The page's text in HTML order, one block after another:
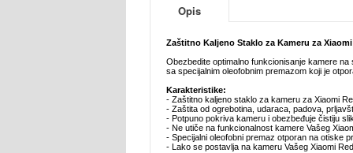
Opis
Zaštitno Kaljeno Staklo za Kameru za
Obezbedite optimalno funkcionisanje kamere
sa specijalnim oleofobnim premazom koji je
Karakteristike:
- Zaštitno kaljeno staklo za kameru za Xiaomi
- Zaštita od ogrebotina, udaraca, padova,
- Potpuno pokriva kameru i obezbeđuje čistiju
- Ne utiče na funkcionalnost kamere Vašeg
- Specijalni oleofobni premaz otporan na otiske
- Lako se postavlja na kameru Vašeg Xiaomi